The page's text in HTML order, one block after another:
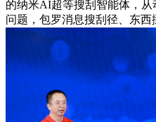
的纳米AI超等搜刮智能体，
问题，包罗消息搜刮径、东西